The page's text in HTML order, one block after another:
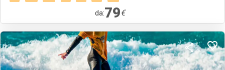
da:79€